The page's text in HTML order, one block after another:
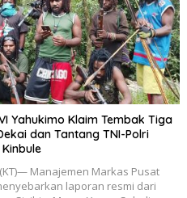
Yahukimo Klaim Tembak Tiga
dan Tantang TNI-Polri
Manajemen Markas Pusat
laporan resmi dari